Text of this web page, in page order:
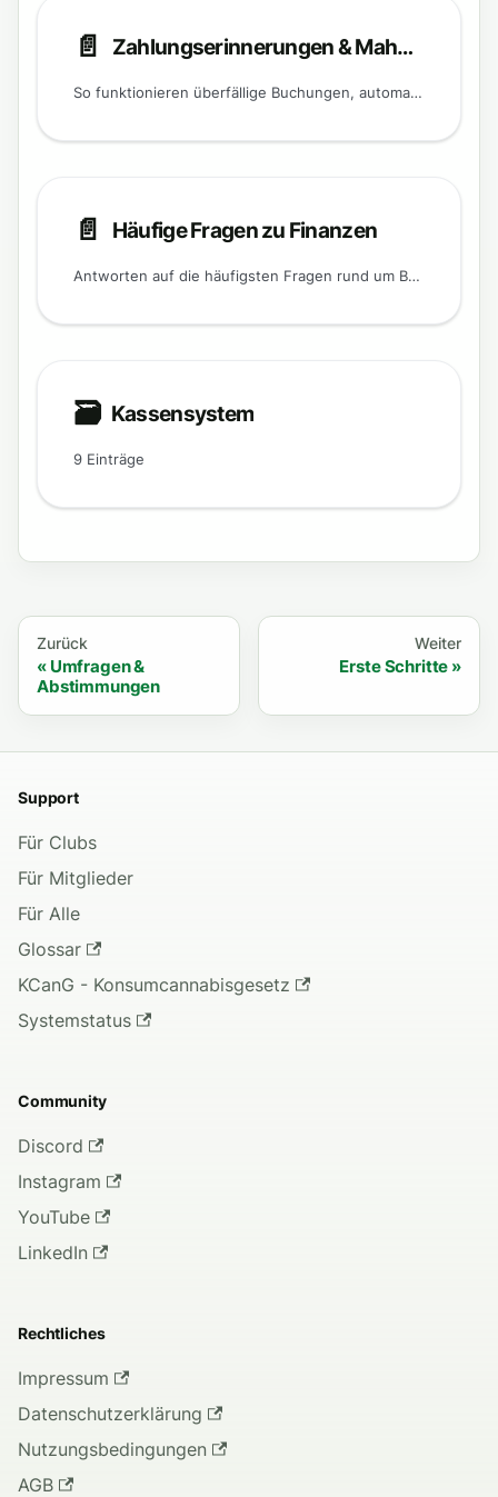
📄️ Zahlungserinnerungen & Mahnverfahren
So funktionieren überfällige Buchungen, automatische Zahlungserinnerungen und der manuelle Status „Mahnverfahren" in Cannanas. Cannanas automatisiert das Mahnverfahren bewusst nicht – die Kommunikation mit dem Mitglied bleibt immer beim Club.
📄️ Häufige Fragen zu Finanzen
Antworten auf die häufigsten Fragen rund um Buchungen, SEPA-Export, DATEV, Guthaben und Rechnungen in Cannanas.
🗃 Kassensystem
9 Einträge
Zurück
Umfragen &
Abstimmungen
Weiter
Erste Schritte
Support
Für Clubs
Für Mitglieder
Für Alle
Glossar
KCanG - Konsumcannabisgesetz
Systemstatus
Community
Discord
Instagram
YouTube
LinkedIn
Rechtliches
Impressum
Datenschutzerklärung
Nutzungsbedingungen
AGB